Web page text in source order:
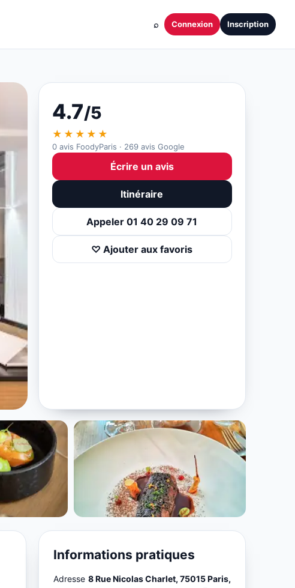
⌕ Connexion Inscription
4.7/5
★★★★★
0 avis FoodyParis · 269 avis Google
Écrire un avis
Itinéraire
Appeler 01 40 29 09 71
♡ Ajouter aux favoris
Informations pratiques
Adresse 8 Rue Nicolas Charlet, 75015 Paris,